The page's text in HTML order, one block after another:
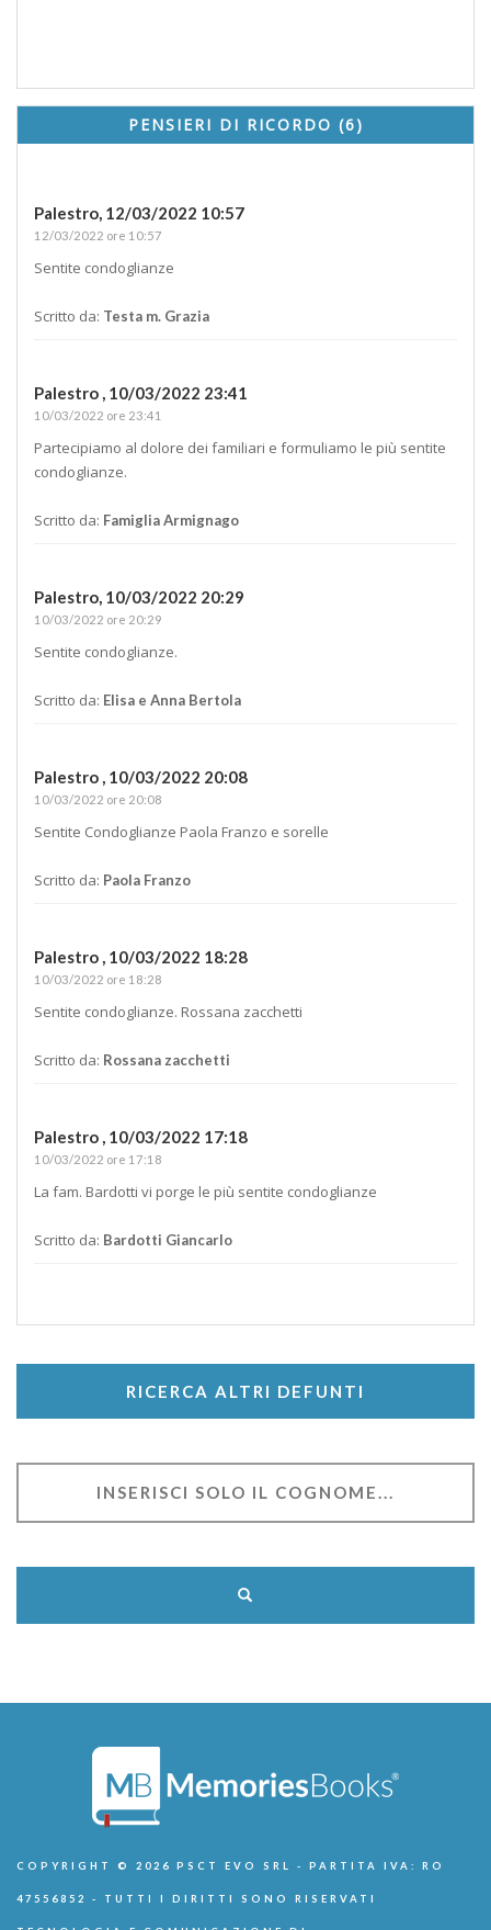
PENSIERI DI RICORDO (6)
Palestro, 12/03/2022 10:57
12/03/2022 ore 10:57
Sentite condoglianze
Scritto da: Testa m. Grazia
Palestro , 10/03/2022 23:41
10/03/2022 ore 23:41
Partecipiamo al dolore dei familiari e formuliamo le più sentite
condoglianze.
Scritto da: Famiglia Armignago
Palestro, 10/03/2022 20:29
10/03/2022 ore 20:29
Sentite condoglianze.
Scritto da: Elisa e Anna Bertola
Palestro , 10/03/2022 20:08
10/03/2022 ore 20:08
Sentite Condoglianze Paola Franzo e sorelle
Scritto da: Paola Franzo
Palestro , 10/03/2022 18:28
10/03/2022 ore 18:28
Sentite condoglianze. Rossana zacchetti
Scritto da: Rossana zacchetti
Palestro , 10/03/2022 17:18
10/03/2022 ore 17:18
La fam. Bardotti vi porge le più sentite condoglianze
Scritto da: Bardotti Giancarlo
RICERCA ALTRI DEFUNTI
COPYRIGHT © 2026 PSCT EVO SRL - PARTITA IVA: RO
47556852 - TUTTI I DIRITTI SONO RISERVATI